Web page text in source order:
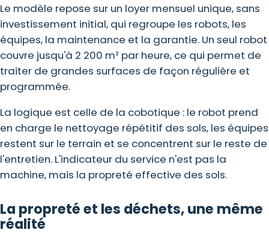
Le modèle repose sur un loyer mensuel unique, sans
investissement initial, qui regroupe les robots, les
équipes, la maintenance et la garantie. Un seul robot
couvre jusqu'à 2 200 m² par heure, ce qui permet de
traiter de grandes surfaces de façon régulière et
programmée.
La logique est celle de la cobotique : le robot prend
en charge le nettoyage répétitif des sols, les équipes
restent sur le terrain et se concentrent sur le reste de
l'entretien. L'indicateur du service n'est pas la
machine, mais la propreté effective des sols.
La propreté et les déchets, une même
réalité